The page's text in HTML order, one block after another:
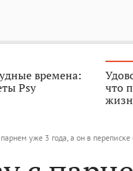
времена:
Psy
что
уже 3 года, а он в переписке